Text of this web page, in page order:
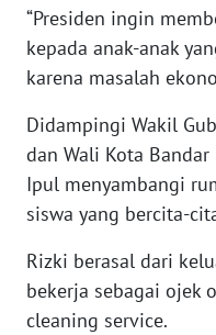
“Presiden ingin
kepada anak-anak
karena masalah
Didampingi Wakil
dan Wali Kota
Ipul menyambangi
siswa yang bercita-
Rizki berasal dari
bekerja sebagai ojek
cleaning service.
PEDOMAN
SIBER
REDAKSI
KARIR
Wahana
News